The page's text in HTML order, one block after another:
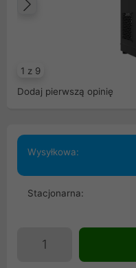
1 z 9
Poprzedni
Dodaj pierwszą opinię
Wysyłkowa:
Stacjonarna: